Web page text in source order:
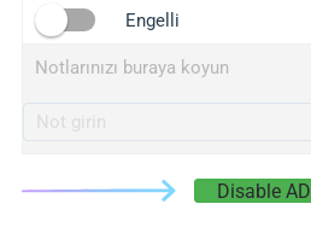
Engelli
Notlarınızı buraya koyun
Disable